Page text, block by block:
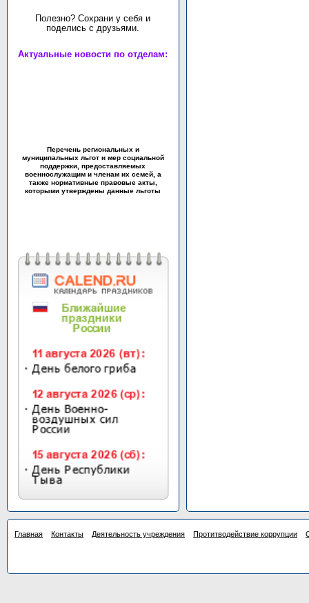
Полезно? Сохрани у себя и
поделись с друзьями.
Актуальные новости по отделам:
Перечень региональных и
муниципальных льгот и мер социальной
поддержки, предоставляемых
военнослужащим и членам их семей, а
также нормативные правовые акты,
которыми утверждены данные льготы
Главная Контакты Деятельность учреждения Протитводействие коррупции